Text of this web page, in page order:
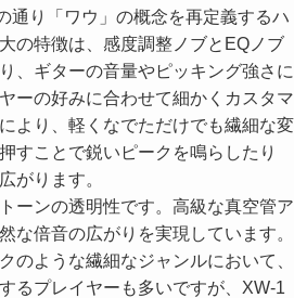
通り「ワウ」の概念を再定義するハ
の特徴は、感度調整ノブとEQノブ
、ギターの音量やピッキング強さに
ーの好みに合わせて細かくカスタマ
より、軽くなでただけでも繊細な変
すことで鋭いピークを鳴らしたり
がります。
ーンの透明性です。高級な真空管ア
な倍音の広がりを実現しています。
のような繊細なジャンルにおいて、
るプレイヤーも多いですが、XW-1